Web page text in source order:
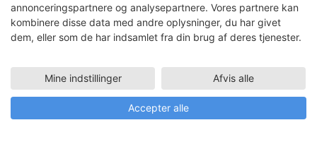
vinderprojekt i Time To Design
2008
annonceringspartnere og analysepartnere. Vores partnere kan
kombinere disse data med andre oplysninger, du har givet
dem, eller som de har indsamlet fra din brug af deres tjenester.
Mine indstillinger Afvis alle
Accepter alle